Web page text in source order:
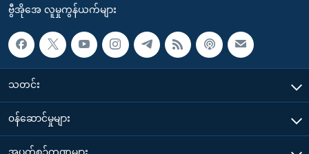
ဗွီအိုအေ လူမှုကွန်ယက်များ
သတင်း
၀န်ဆောင်မှုများ